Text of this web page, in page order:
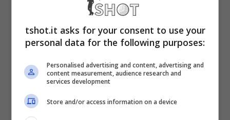
Presentano una forma esagonale oppure
pentagonale, in base alla soluzione
aerodinamica scelta del produttore: un
motivo legato al loro volo e quindi ad una
maggiore penetrazione nell’aria.
tshot.it asks for your consent to use your
personal data for the following purposes:
Personalised advertising and content, advertising and
content measurement, audience research and
services development
Store and/or access information on a device